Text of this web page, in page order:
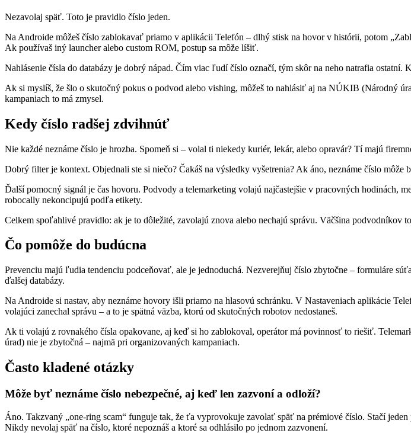
Nezavolaj späť. Toto je pravidlo číslo jeden.
Na Androide môžeš číslo zablokavať priamo v aplikácii Telefón – dlhý stisk na hovor v histórii, potom
Ak používaš iný launcher alebo custom ROM, postup sa môže líšiť.
Nahlásenie čísla do databázy je dobrý nápad. Čím viac ľudí číslo označí, tým skôr na neho natrafia
Ak si myslíš, že šlo o skutočný pokus o podvod alebo vishing, môžeš to nahlásiť aj na NÚKIB (Národný
kampaniach to má zmysel.
Kedy číslo radšej zdvihnúť
Nie každé neznáme číslo je hrozba. Spomeň si – volal ti niekedy kuriér, lekár, alebo opravár? Tí majú
Dobrý filter je kontext. Objednali ste si niečo? Čakáš na výsledky vyšetrenia? Ak áno, neznáme číslo
Ďalší pomocný signál je čas hovoru. Podvody a telemarketing volajú najčastejšie v pracovných hodinách,
robocally nekoncipujú podľa etikety.
Celkem spoľahlivé pravidlo: ak je to dôležité, zavolajú znova alebo nechajú správu. Väčšina podvodníkov
Čo pomôže do budúcna
Prevenciu majú ľudia tendenciu podceňovať, ale je jednoduchá. Nezverejňuj číslo zbytočne – formuláre
ďalšej databázy.
Na Androide si nastav, aby neznáme hovory išli priamo na hlasovú schránku. V Nastaveniach aplikácie
volajúci zanechal správu – a to je spätná väzba, ktorú od skutočných robotov nedostaneš.
Ak ti volajú z rovnakého čísla opakovane, aj keď si ho zablokoval, operátor má povinnosť to riešiť.
úrad) nie je zbytočná – najmä pri organizovaných kampaniach.
Často kladené otázky
Môže byť neznáme číslo nebezpečné, aj keď len zazvoní a odloží?
Áno. Takzvaný „one-ring scam“ funguje tak, že ťa vyprovokuje zavolať späť na prémiové číslo. Stačí
Nikdy nevolaj späť na číslo, ktoré nepoznáš a ktoré sa odhlásilo po jednom zazvonení.